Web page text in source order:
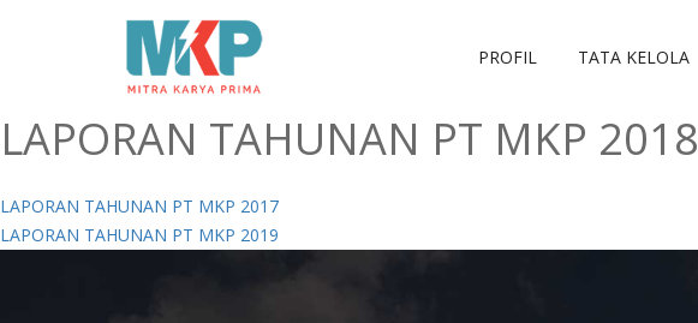
PROFIL TATA KELOLA
LAPORAN TAHUNAN PT MKP 2018
Navigasi
pos
LAPORAN TAHUNAN PT MKP 2017
LAPORAN TAHUNAN PT MKP 2019